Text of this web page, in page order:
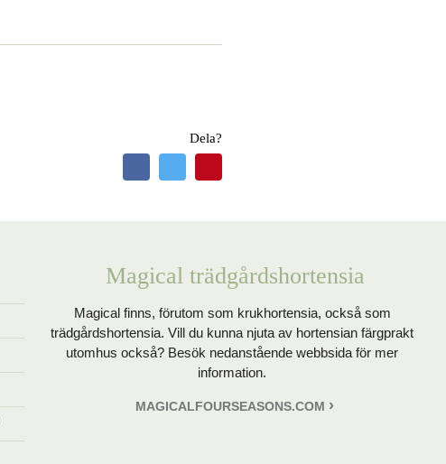
Dela?
Magical trädgårdshortensia
Magical finns, förutom som krukhortensia, också som
trädgårdshortensia. Vill du kunna njuta av hortensian färgprakt
utomhus också? Besök nedanstående webbsida för mer
information.
MAGICALFOURSEASONS.COM